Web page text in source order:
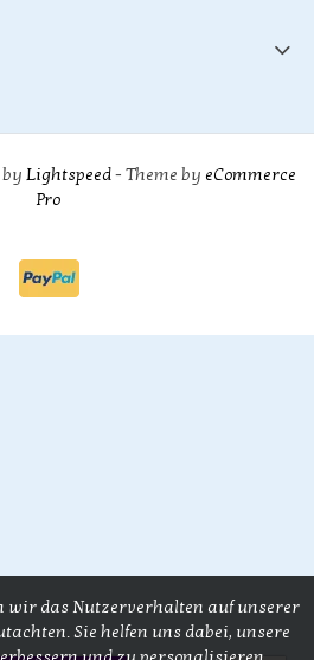
by Lightspeed- Theme by eCommerce
Pro
wir das Nutzerverhalten auf unserer
Sie helfen uns dabei, unsere